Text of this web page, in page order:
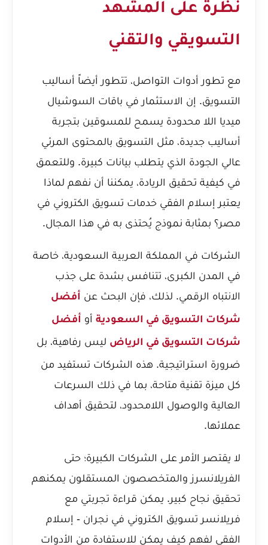
نظرة على المشهد
التسويقي والتقني
مع تطور أدوات التواصل، تتطور أيضاً أساليب
التسويق. إن الاستثمار في باقات السوشيال
ميديا اللا محدودة يسمح للمسوقين بتجربة
أساليب جديدة، مثل التسويق بالمحتوى المرئي
عالي الجودة الذي يتطلب بيانات كبيرة. وللتعمق
في كيفية تحقيق الريادة، يمكننا أن نفهم لماذا
يعتبر إسلام الفقي خدمات تسويق الكتروني في
مصر؟ بمثابة نموذج يُحتذى به في هذا المجال.
الشركات في المملكة العربية السعودية، خاصة
في المدن الكبرى، تتنافس بشدة على جذب
الانتباه الرقمي. لذلك، فإن البحث عن أفضل
شركات التسويق في السعودية أو أفضل
شركات التسويق في الرياض ليس رفاهية، بل
ضرورة استراتيجية. هذه الشركات تستفيد من
كل ميزة تقنية متاحة، بما في ذلك السرعات
العالية والوصول اللامحدود، لتحقيق أهداف
عملائها.
لا يقتصر الأمر على الشركات الكبيرة؛ حتى
الفريلانسرز والمتخصصون المستقلون يمكنهم
تحقيق نجاح كبير. يمكن قراءة تجربتي مع
فريلانسر تسويق الكتروني في نجران - إسلام
الفقي لفهم كيف يمكن للاستفادة من الأدوات